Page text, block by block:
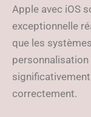
Apple avec iOS
exceptionnelle
que les
correctement.